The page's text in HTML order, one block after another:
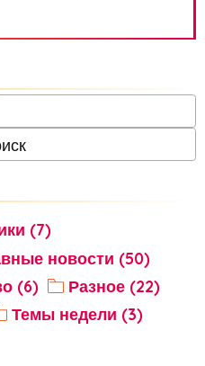
(7)
новости (50)
(6)
Разное (22)
Темы недели (3)